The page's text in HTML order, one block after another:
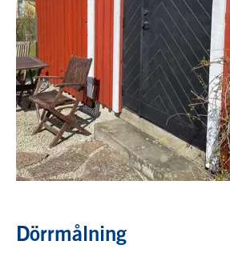
Dörrmålning